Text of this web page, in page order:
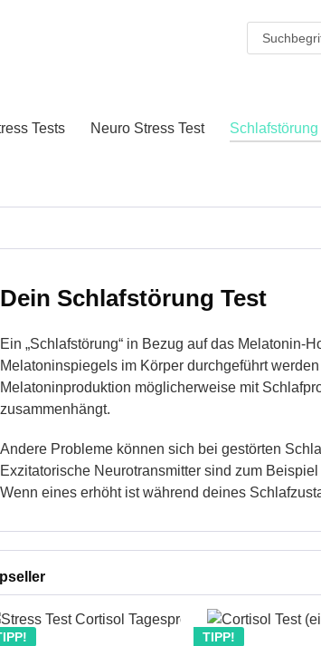
Tests Neuro Stress Test Schlafstörung
Dein Schlafstörung Test
Ein „Schlafstörung“ in Bezug auf das Melatonin-
Melatoninspiegels im Körper durchgeführt
Melatoninproduktion möglicherweise mit
zusammenhängt.
Andere Probleme können sich bei gestörten
Exzitatorische Neurotransmitter sind zum
Wenn eines erhöht ist während deines
TIPP!